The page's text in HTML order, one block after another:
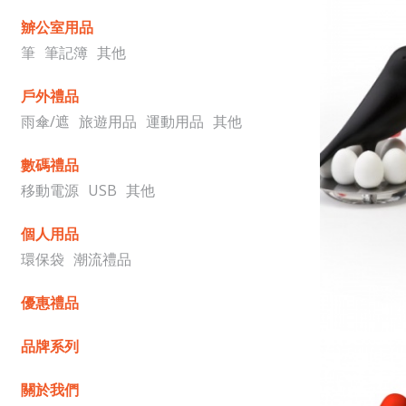
辧公室用品
筆 筆記簿 其他
戶外禮品
雨傘/遮 旅遊用品 運動用品 其他
數碼禮品
移動電源 USB 其他
個人用品
環保袋 潮流禮品
優惠禮品
品牌系列
關於我們